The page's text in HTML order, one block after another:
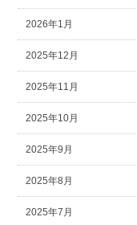
2026年1月
2025年12月
2025年11月
2025年10月
2025年9月
2025年8月
2025年7月